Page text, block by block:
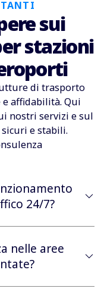
sui
stazioni
di trasporto
e affidabilità. Qui
nostri servizi e sul
e stabili.
24/7?
nelle aree